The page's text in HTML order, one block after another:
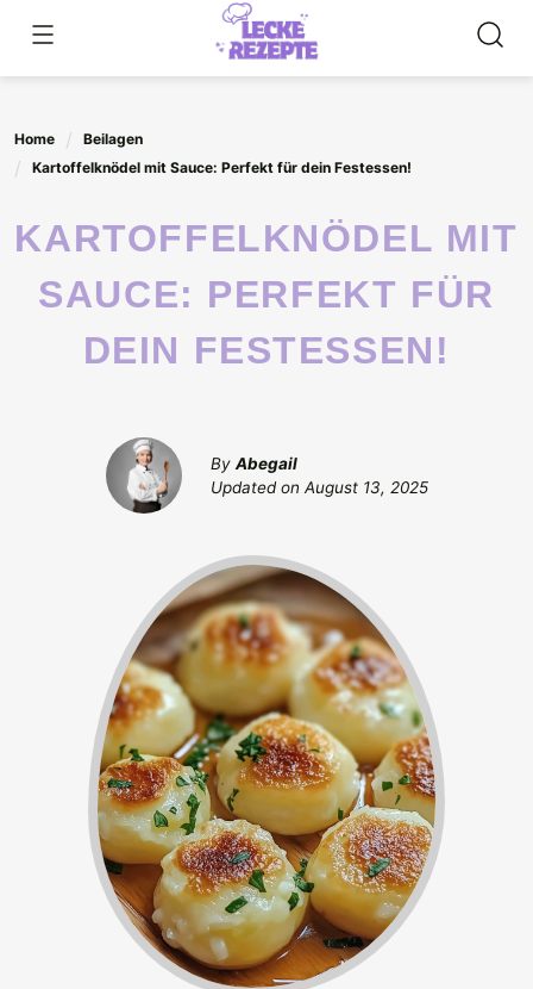
content
Home
Beilagen
Kartoffelknödel mit Sauce: Perfekt für dein Festessen!
KARTOFFELKNÖDEL MIT
SAUCE: PERFEKT FÜR
DEIN FESTESSEN!
By Abegail
Updated on August 13, 2025